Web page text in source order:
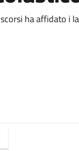
ha affidato i